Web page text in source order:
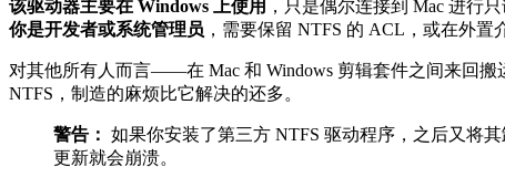
该驱动器主要在 Windows 上使用 ，只是偶尔连接到 Mac 进行只
你是开发者或系统管理员 ，需要保留 NTFS 的 ACL，或在外置
对其他所有人而言——在 Mac 和 Windows 剪辑套件之间来回
NTFS，制造的麻烦比它解决的还多。
警告： 如果你安装了第三方 NTFS 驱动程序，之后又将
更新就会崩溃。